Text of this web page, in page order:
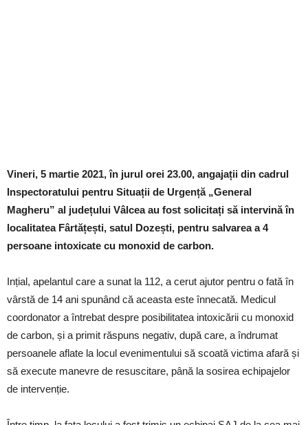
Vineri, 5 martie 2021, în jurul orei 23.00, angajații din cadrul
Inspectoratului pentru Situații de Urgență „General
Magheru” al județului Vâlcea au fost solicitați să intervină în
localitatea Fârtățești, satul Dozești, pentru salvarea a 4
persoane intoxicate cu monoxid de carbon.
Ințial, apelantul care a sunat la 112, a cerut ajutor pentru o fată în
vârstă de 14 ani spunând că aceasta este înnecată. Medicul
coordonator a întrebat despre posibilitatea intoxicării cu monoxid
de carbon, și a primit răspuns negativ, după care, a îndrumat
persoanele aflate la locul evenimentului să scoată victima afară și
să execute manevre de resuscitare, până la sosirea echipajelor
de intervenție.